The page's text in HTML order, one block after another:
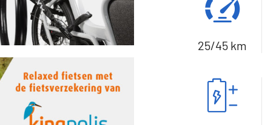
25/45 km